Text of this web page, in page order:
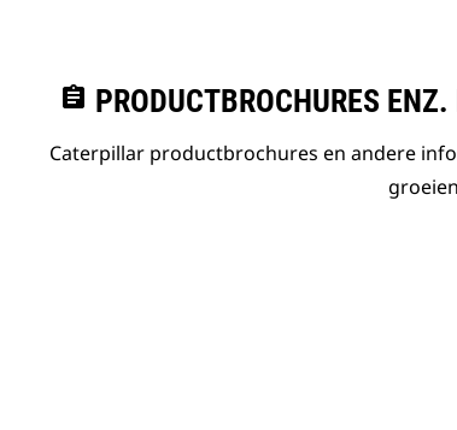
assignment PRODUCTBROCHURES
Caterpillar productbrochures en andere